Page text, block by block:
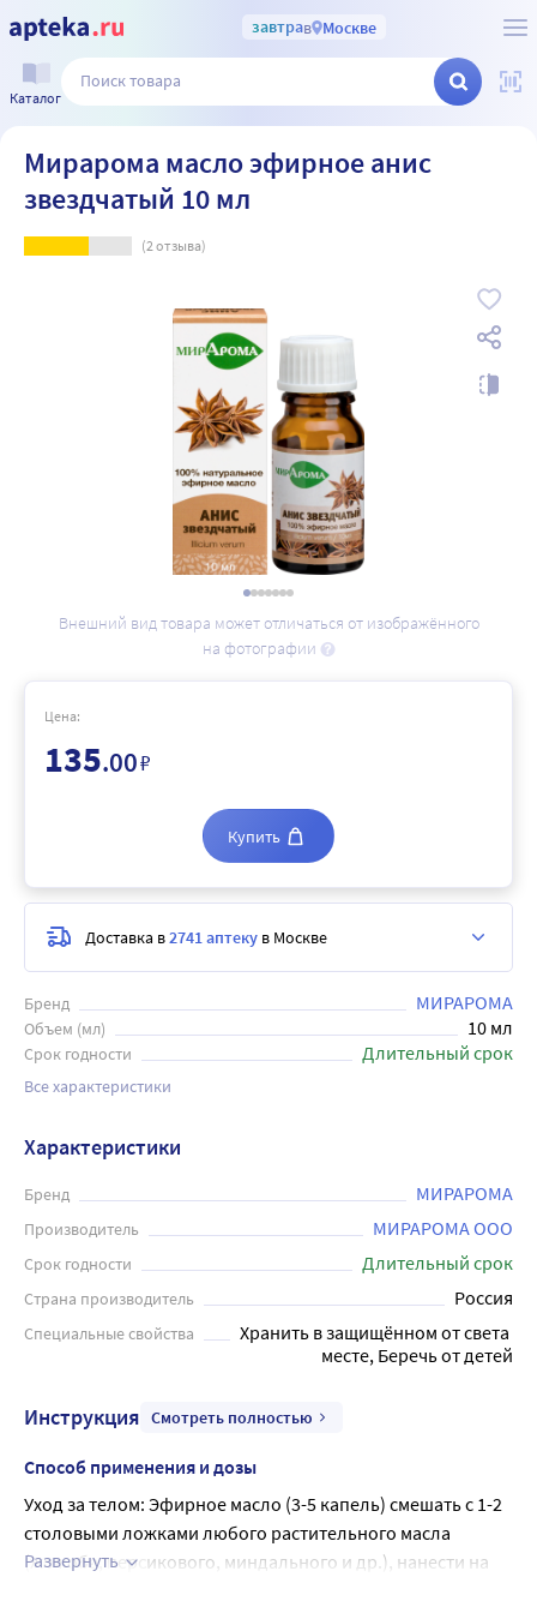
завтрав Москве
Каталог
Мирарома масло эфирное анис
звездчатый 10 мл
(2отзыва)
Внешний вид товара может отличаться от изображённого
на фотографии
Бренд МИРАРОМА
Объем (мл) 10 мл
Срок годности Длительный срок
Все характеристики
Цена:
135.00₽
Купить
Доставка в2741 аптеку в Москве
Характеристики
Бренд МИРАРОМА
Производитель МИРАРОМА ООО
Срок годности Длительный срок
Страна производитель Россия
Специальные свойства
Хранить в защищённом от света
месте, Беречь от детей
Инструкция Смотреть полностью
Способ применения и дозы
Уход за телом: Эфирное масло (3-5 капель) смешать с 1-2
столовыми ложками любого растительного масла
(жожоба, персикового, миндального и др.), нанести на
Развернуть